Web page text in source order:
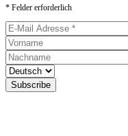
* Felder erforderlich